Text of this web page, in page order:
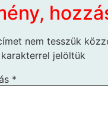
nem tesszük
karakterrel jelöltük
*